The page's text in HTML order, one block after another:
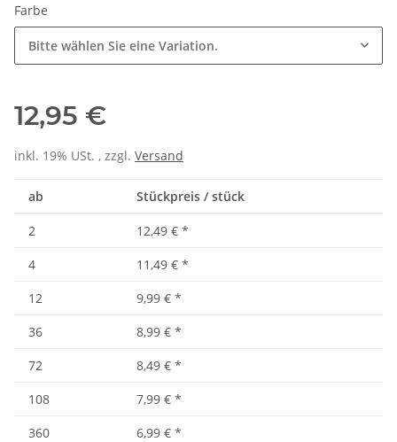
Farbe
Bitte wählen Sie eine Variation.
12,95 €
inkl. 19% USt. , zzgl. Versand
ab Stückpreis / stück
2 12,49 € *
4
11,49 € *
12
9,99 € *
36
8,99 € *
72
8,49 € *
108
7,99 € *
360
6,99 € *